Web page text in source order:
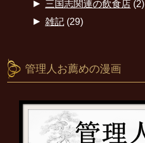
► 三国志関連の飲食店(2)
► 雑記(29)
管理人お薦めの漫画